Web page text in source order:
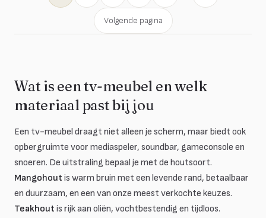
Volgende pagina
Wat is een tv-meubel en welk
materiaal past bij jou
Een tv-meubel draagt niet alleen je scherm, maar biedt ook
opbergruimte voor mediaspeler, soundbar, gameconsole en
snoeren. De uitstraling bepaal je met de houtsoort.
Mangohout is warm bruin met een levende rand, betaalbaar
en duurzaam, en een van onze meest verkochte keuzes.
Teakhout is rijk aan oliën, vochtbestendig en tijdloos.